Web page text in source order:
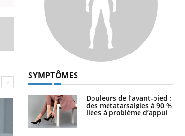
SYMPTÔMES
Douleurs de l’avant-pied :
des métatarsalgies à 90 %
liées à problème d’appui